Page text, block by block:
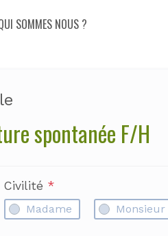
SOMMES NOUS ?
spontanée F/H
Civilité *
Madame Monsieur